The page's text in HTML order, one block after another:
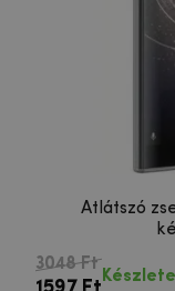
Átlátszó
3048 Ft